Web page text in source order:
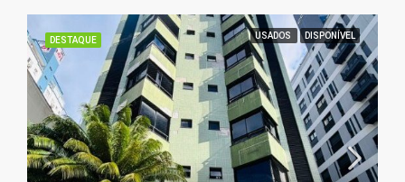
DESTAQUE USADOS DISPONÍVEL